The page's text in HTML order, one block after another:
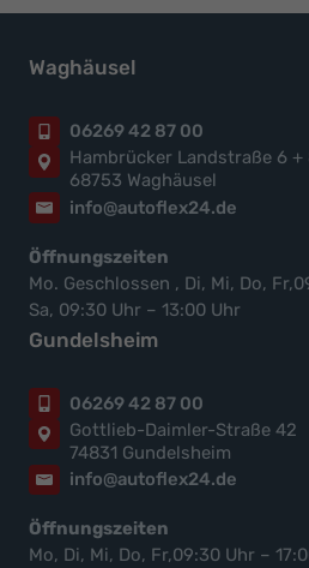
Waghäusel
06269 42 87 00
Hambrücker Landstraße 6 +
68753 Waghäusel
info@autoflex24.de
Öffnungszeiten
Mo. Geschlossen , Di, Mi, Do,
Sa, 09:30 Uhr – 13:00 Uhr
Gundelsheim
06269 42 87 00
Gottlieb-Daimler-Straße 42
74831 Gundelsheim
info@autoflex24.de
Öffnungszeiten
Mo, Di, Mi, Do, Fr,09:30 Uhr –